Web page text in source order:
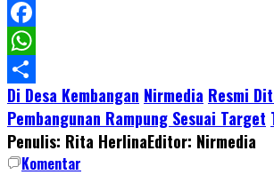
LinkedIn
Facebook
WhatsApp
Share
Di Desa Kembangan Nirmedia Resmi
Pembangunan Rampung Sesuai Target
Penulis: Rita HerlinaEditor: Nirmedia
Komentar